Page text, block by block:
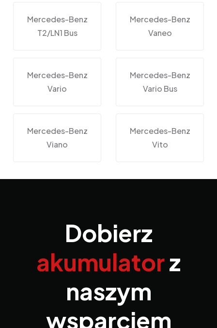
Mercedes-Benz
T2/LN1 Bus
Mercedes-Benz
Vaneo
Mercedes-Benz
Vario
Mercedes-Benz
Vario Bus
Mercedes-Benz
Viano
Mercedes-Benz
Vito
Dobierz
akumulatorz
naszym
wsparciem